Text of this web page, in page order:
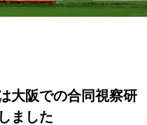
大阪での合同視察研
ました